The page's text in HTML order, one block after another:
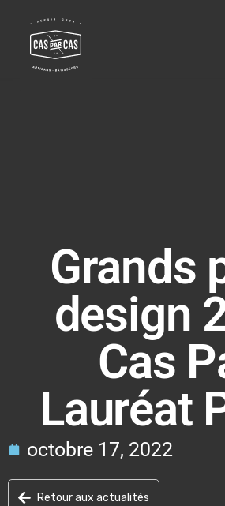
Grands
design
Cas
Lauréat
octobre 17, 2022
Retour aux actualités